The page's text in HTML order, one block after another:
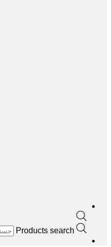
Products search